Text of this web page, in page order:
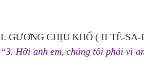
I. GƯƠNG CHỊU KHỔ ( II TÊ-
“3. Hỡi anh em, chúng tôi phải vì